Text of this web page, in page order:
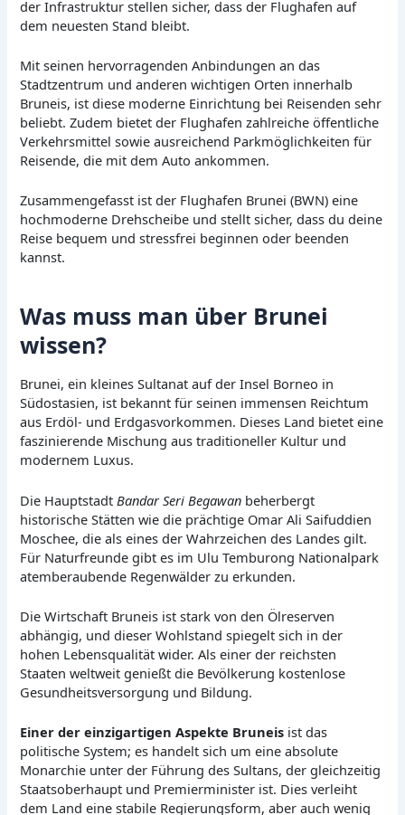
der Infrastruktur stellen sicher, dass der Flughafen auf
dem neuesten Stand bleibt.
Mit seinen hervorragenden Anbindungen an das
Stadtzentrum und anderen wichtigen Orten innerhalb
Bruneis, ist diese moderne Einrichtung bei Reisenden sehr
beliebt. Zudem bietet der Flughafen zahlreiche öffentliche
Verkehrsmittel sowie ausreichend Parkmöglichkeiten für
Reisende, die mit dem Auto ankommen.
Zusammengefasst ist der Flughafen Brunei (BWN) eine
hochmoderne Drehscheibe und stellt sicher, dass du deine
Reise bequem und stressfrei beginnen oder beenden
kannst.
Was muss man über Brunei
wissen?
Brunei, ein kleines Sultanat auf der Insel Borneo in
Südostasien, ist bekannt für seinen immensen Reichtum
aus Erdöl- und Erdgasvorkommen. Dieses Land bietet eine
faszinierende Mischung aus traditioneller Kultur und
modernem Luxus.
Die Hauptstadt Bandar Seri Begawan beherbergt
historische Stätten wie die prächtige Omar Ali Saifuddien
Moschee, die als eines der Wahrzeichen des Landes gilt.
Für Naturfreunde gibt es im Ulu Temburong Nationalpark
atemberaubende Regenwälder zu erkunden.
Die Wirtschaft Bruneis ist stark von den Ölreserven
abhängig, und dieser Wohlstand spiegelt sich in der
hohen Lebensqualität wider. Als einer der reichsten
Staaten weltweit genießt die Bevölkerung kostenlose
Gesundheitsversorgung und Bildung.
Einer der einzigartigen Aspekte Bruneis ist das
politische System; es handelt sich um eine absolute
Monarchie unter der Führung des Sultans, der gleichzeitig
Staatsoberhaupt und Premierminister ist. Dies verleiht
dem Land eine stabile Regierungsform, aber auch wenig